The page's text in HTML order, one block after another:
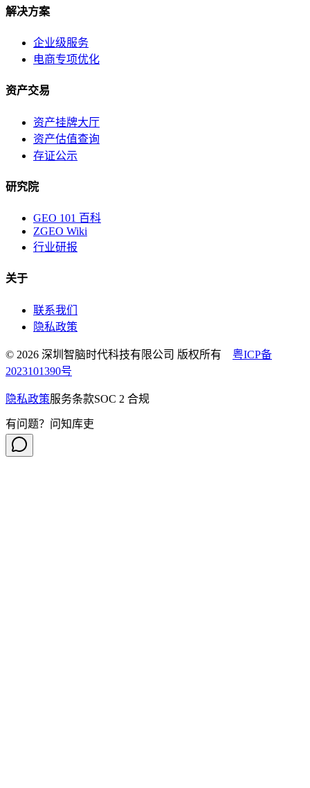
解决方案
企业级服务
电商专项优化
资产交易
资产挂牌大厅
资产估值查询
存证公示
研究院
GEO 101 百科
ZGEO Wiki
行业研报
关于
联系我们
隐私政策
© 2026 深圳智脑时代科技有限公司 版权所有 粤ICP备
2023101390号
隐私政策服务条款SOC 2 合规
有问题？问知库吏